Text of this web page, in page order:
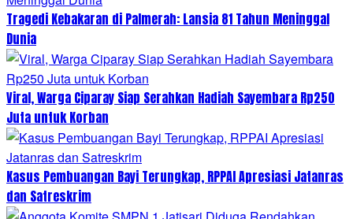
Tragedi Kebakaran di Palmerah: Lansia 81 Tahun Meninggal
Dunia
Viral, Warga Ciparay Siap Serahkan Hadiah Sayembara Rp250
Juta untuk Korban
Kasus Pembuangan Bayi Terungkap, RPPAI Apresiasi Jatanras
dan Satreskrim